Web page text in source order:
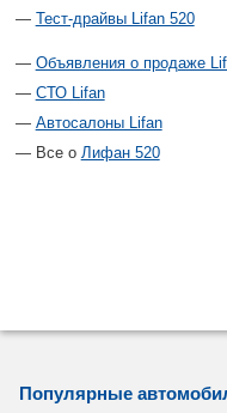
Тест-драйвы Lifan 520
Объявления о продаже
СТО Lifan
Автосалоны Lifan
Все о Лифан 520
Популярные